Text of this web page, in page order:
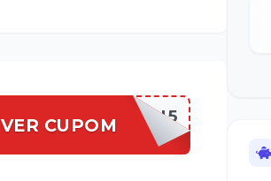
VER CUPOMBRANDILI5